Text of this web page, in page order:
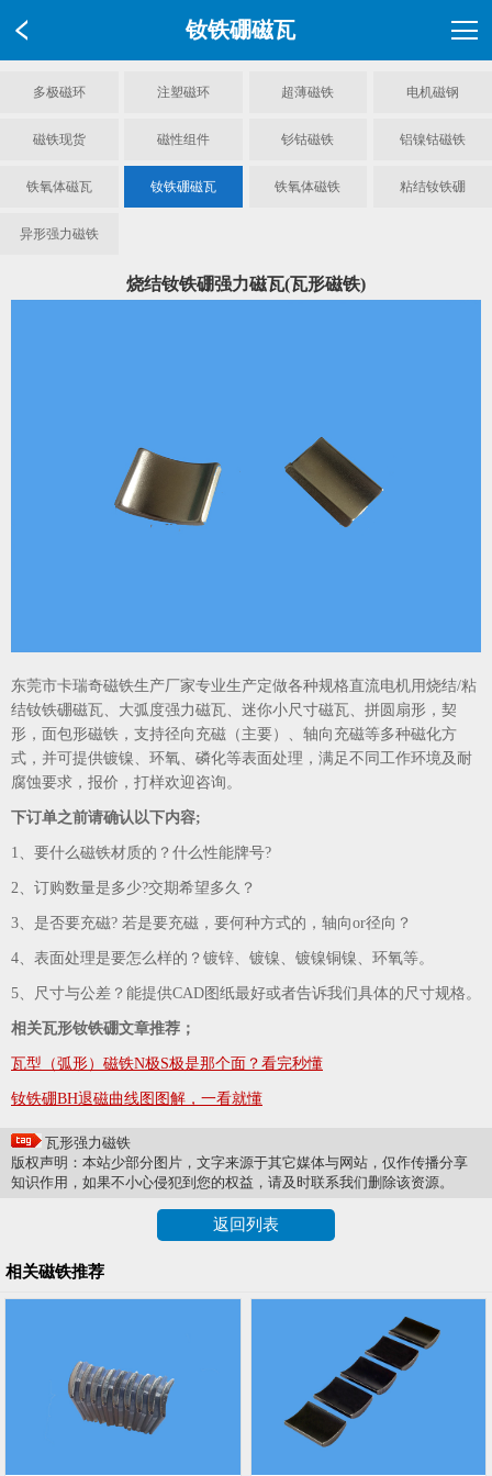
钕铁硼磁瓦
多极磁环 注塑磁环 超薄磁铁 电机磁钢
磁铁现货 磁性组件 钐钴磁铁 铝镍钴磁铁
铁氧体磁瓦 钕铁硼磁瓦 铁氧体磁铁 粘结钕铁硼
异形强力磁铁
烧结钕铁硼强力磁瓦(瓦形磁铁)
东莞市卡瑞奇磁铁生产厂家专业生产定做各种规格直流电机用烧结/粘
结钕铁硼磁瓦、大弧度强力磁瓦、迷你小尺寸磁瓦、拼圆扇形，契
形，面包形磁铁， 支持径向充磁（主要）、轴向充磁等多种磁化方
式，并可提供镀镍、环氧、磷化等表面处理，满足不同工作环境及耐
腐蚀要求， 报价，打样欢迎咨询。
下订单之前请确认以下内容;
1、要什么磁铁材质的？什么性能牌号?
2、订购数量是多少?交期希望多久？
3、是否要充磁? 若是要充磁，要何种方式的，轴向or径向？
4、表面处理是要怎么样的？镀锌、镀镍、镀镍铜镍、环氧等。
5、尺寸与公差？能提供CAD图纸最好或者告诉我们具体的尺寸规格。
相关瓦形钕铁硼文章推荐；
瓦型（弧形）磁铁N极S极是那个面？看完秒懂
钕铁硼BH退磁曲线图图解，一看就懂
瓦形强力磁铁
版权声明：本站少部分图片，文字来源于其它媒体与网站，仅作传播分享
知识作用，如果不小心侵犯到您的权益，请及时联系我们删除该资源。
返回列表
相关磁铁推荐